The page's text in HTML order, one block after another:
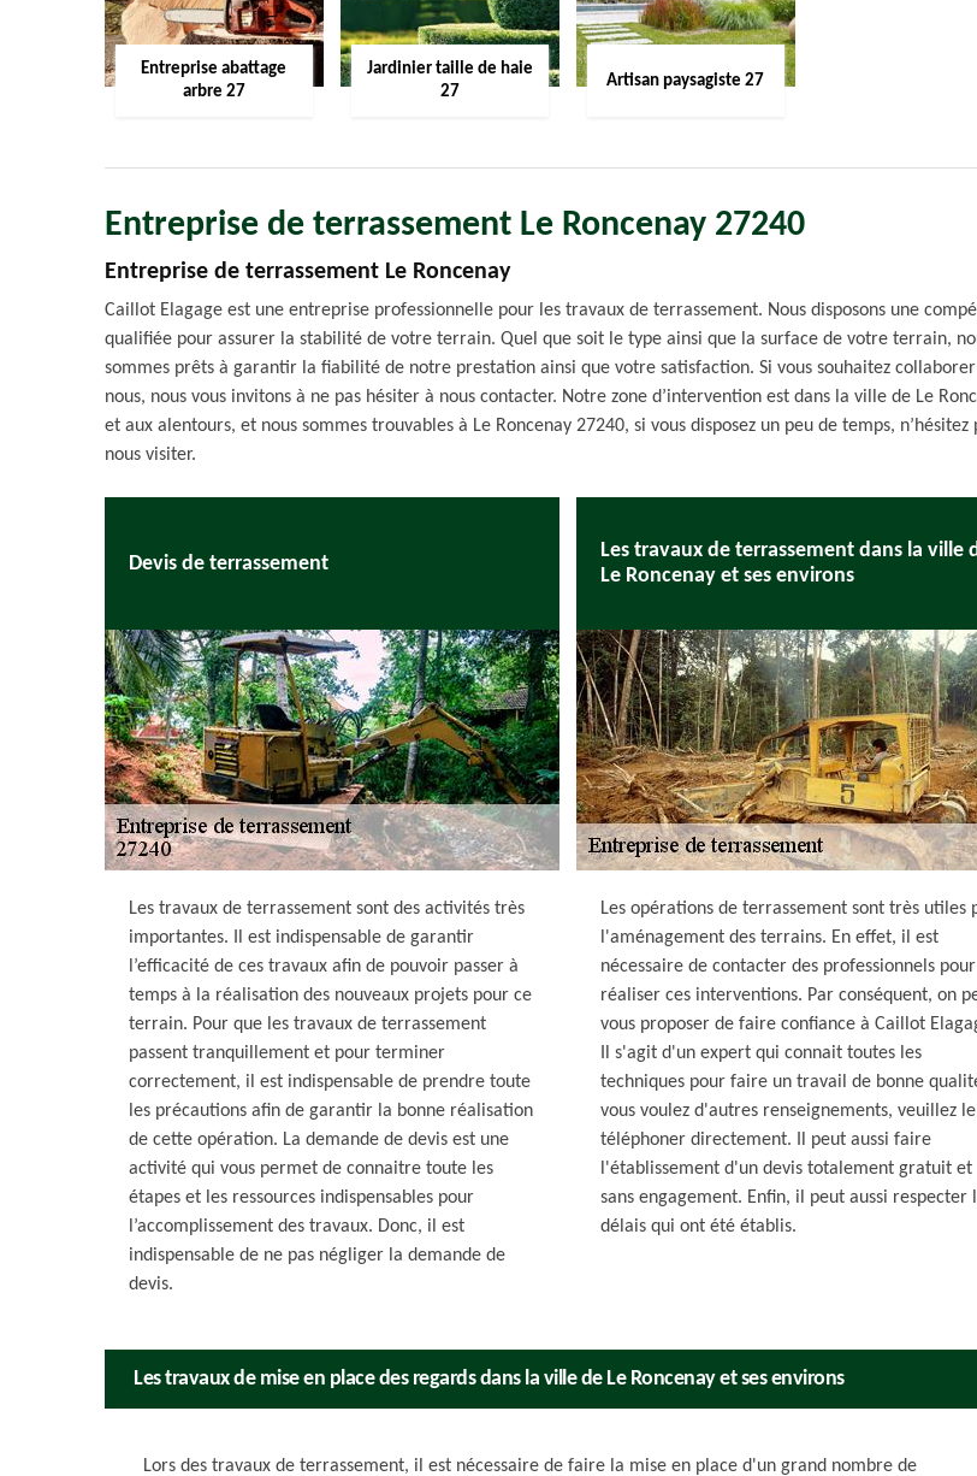
Entreprise abattage
arbre 27
Jardinier taille de haie
27
Artisan paysagiste 27
Entreprise de terrassement Le Roncenay 27240
Entreprise de terrassement Le Roncenay
Caillot Elagage est une entreprise professionnelle pour les travaux de terrassement. Nous disposons une
qualifiée pour assurer la stabilité de votre terrain. Quel que soit le type ainsi que la surface de votre terrain,
sommes prêts à garantir la fiabilité de notre prestation ainsi que votre satisfaction. Si vous souhaitez
nous, nous vous invitons à ne pas hésiter à nous contacter. Notre zone d’intervention est dans la ville de Le
et aux alentours, et nous sommes trouvables à Le Roncenay 27240, si vous disposez un peu de temps, n’hésitez
nous visiter.
Devis de terrassement
Les travaux de terrassement sont des activités très
importantes. Il est indispensable de garantir
l’efficacité de ces travaux afin de pouvoir passer à
temps à la réalisation des nouveaux projets pour ce
terrain. Pour que les travaux de terrassement
passent tranquillement et pour terminer
correctement, il est indispensable de prendre toute
les précautions afin de garantir la bonne réalisation
de cette opération. La demande de devis est une
activité qui vous permet de connaitre toute les
étapes et les ressources indispensables pour
l’accomplissement des travaux. Donc, il est
indispensable de ne pas négliger la demande de
devis.
Les travaux de terrassement dans la ville
Le Roncenay et ses environs
Les opérations de terrassement sont très utiles
l'aménagement des terrains. En effet, il est
nécessaire de contacter des professionnels pour
réaliser ces interventions. Par conséquent, on
vous proposer de faire confiance à Caillot
Il s'agit d'un expert qui connait toutes les
techniques pour faire un travail de bonne
vous voulez d'autres renseignements, veuillez le
téléphoner directement. Il peut aussi faire
l'établissement d'un devis totalement gratuit et
sans engagement. Enfin, il peut aussi respecter
délais qui ont été établis.
Les travaux de mise en place des regards dans la ville de Le Roncenay et ses environs
Lors des travaux de terrassement, il est nécessaire de faire la mise en place d'un grand nombre de